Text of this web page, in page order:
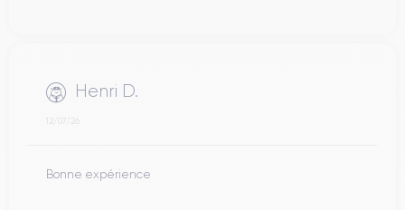
Henri D.
12/07/26
Bonne expérience